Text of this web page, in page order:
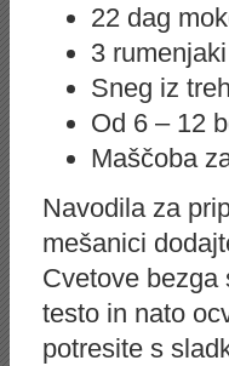
22 dag
3 rumenjaki
Sneg iz
Od 6 – 12
Maščoba
Navodila za
mešanici
Cvetove bezga
testo in nato
potresite s